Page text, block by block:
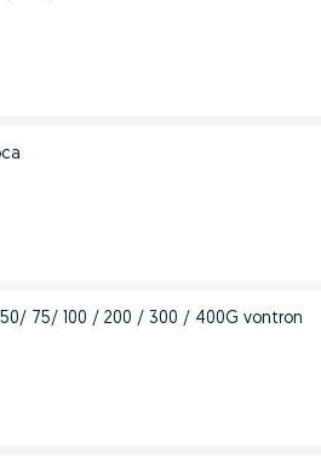
75/ 100 / 200 / 300 / 400G vontron